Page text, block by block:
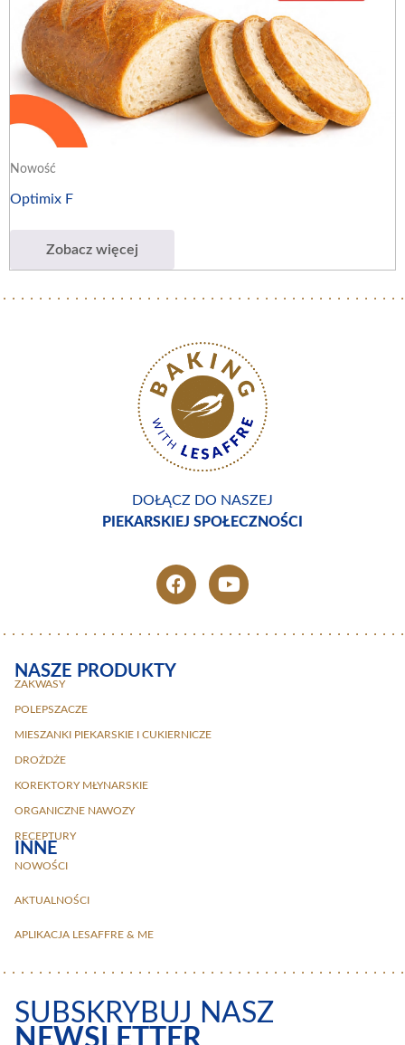
Nowość
Optimix F
Zobacz więcej
DOŁĄCZ DO NASZEJ
PIEKARSKIEJ SPOŁECZNOŚCI
NASZE PRODUKTY
ZAKWASY
POLEPSZACZE
MIESZANKI PIEKARSKIE I CUKIERNICZE
DROŻDŻE
KOREKTORY MŁYNARSKIE
ORGANICZNE NAWOZY
RECEPTURY
INNE
NOWOŚCI
AKTUALNOŚCI
APLIKACJA LESAFFRE & ME
SUBSKRYBUJ NASZ
NEWSLETTER